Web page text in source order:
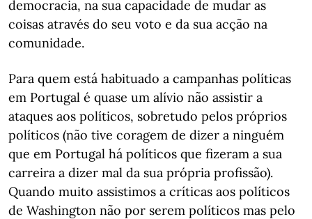
democracia, na sua capacidade de mudar as
coisas através do seu voto e da sua acção na
comunidade.
Para quem está habituado a campanhas políticas
em Portugal é quase um alívio não assistir a
ataques aos políticos, sobretudo pelos próprios
políticos (não tive coragem de dizer a ninguém
que em Portugal há políticos que fizeram a sua
carreira a dizer mal da sua própria profissão).
Quando muito assistimos a críticas aos políticos
de Washington não por serem políticos mas pelo